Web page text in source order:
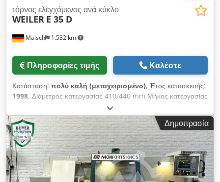
Malsch 1.532 km
τόρνος ελεγχόμενος ανά κύκλο
WEILER E 35 D
Πληροφορίες τιμής Καλέστε
Κατάσταση: πολύ καλή (μεταχειρισμένο), Έτος κατασκευής:
1998, Διάμετρος κατεργασίας 410/440 mm Μήκος κατεργασίας
950 mm Έλεγχος Siemens / Weiler D2 Μέγιστο βάρος
τεμαχίου 900 kg Dcsdpfxeyrh Apo Ac Tok Κεφαλή ατράκτου
Gr 6 MK 6 Διάτρηση ατράκτου 54 mm Εγκάρσια διαδρομή 230
mm Διάμετρος ραβδωτού MK 4 mm Διαδρομή ραβδωτού 120
mm Ύψος κέντρου 200 mm Μέγιστο βήμα σπειρώματος 0,1 -
250 mm Στροφές ατράκτου - απεριόριστα 1 - 3000 σ.α.λ.
Συνολική ισχύς 12 kW Βάρος μηχανήματος περ. 2,1 t
Διαστάσεις περ. 2,3 x 1,5 x 1,8 m
Δημοπρασία